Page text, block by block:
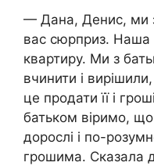
— Дана, Денис, ми
вас сюрприз. Наша
квартиру. Ми з
вчинити і
це продати її і
батьком віримо,
дорослі і по-
грошима. Сказала